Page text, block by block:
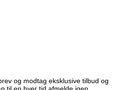
og modtag eksklusive tilbud og